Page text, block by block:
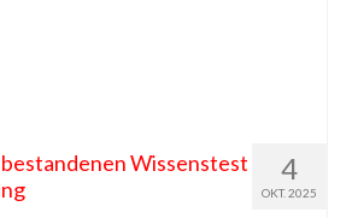
4
OKT. 2025
Wissenstest